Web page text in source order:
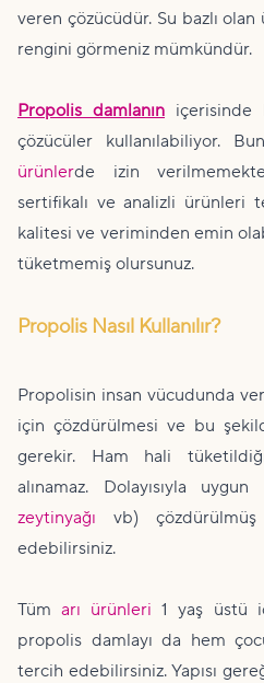
veren çözücüdür. Su bazlı
rengini görmeniz mümkündür.
Propolis damlanın içerisinde
çözücüler kullanılabiliyor.
ürünlerde izin
sertifikalı ve analizli ürünleri
kalitesi ve veriminden emin
tüketmemiş olursunuz.
Propolis Nasıl Kullanılır?
Propolisin insan vücudunda
için çözdürülmesi ve bu
gerekir. Ham hali
alınamaz. Dolayısıyla
zeytinyağı vb) çözdürülmüş
edebilirsiniz.
Tümarı ürünleri 1 yaş üstü
propolis damlayı da hem
tercih edebilirsiniz. Yapısı